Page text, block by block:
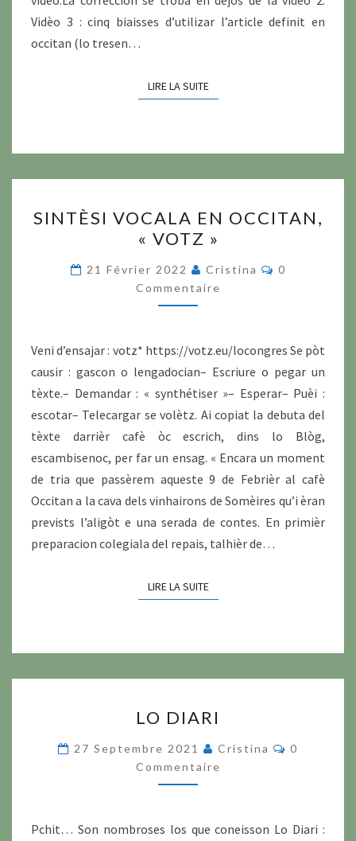
Vidèo 3 : cinq biaisses d’utilizar l’article definit en
occitan (lo tresen…
LIRE LA SUITELIRE LA SUITE
VOCALA
EN
OCCITAN,
« VOTZ »
SINTÈSI VOCALA EN OCCITAN,
« VOTZ »
21 Février 2022 Cristina
0
Commentaire
Veni d’ensajar : votz* https://votz.eu/locongres Se pòt
causir : gascon o lengadocian– Escriure o pegar un
tèxte.– Demandar : « synthétiser »– Esperar– Puèi :
escotar– Telecargar se volètz. Ai copiat la debuta del
tèxte darrièr cafè òc escrich, dins lo Blòg,
escambisenoc, per far un ensag. « Encara un moment
de tria que passèrem aqueste 9 de Febrièr al cafè
Occitan a la cava dels vinhairons de Somèires qu’i èran
prevists l’aligòt e una serada de contes. En primièr
preparacion colegiala del repais, talhièr de…
LIRE LA SUITELIRE LA SUITE
DIARI
LO DIARI
27 Septembre 2021 Cristina
0
Commentaire
Pchit… Son nombroses los que coneisson Lo Diari :